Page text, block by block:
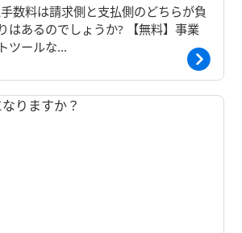
数料は請求側と支払側のどちらが負
はあるのでしょうか? 【無料】事業
ツールな…